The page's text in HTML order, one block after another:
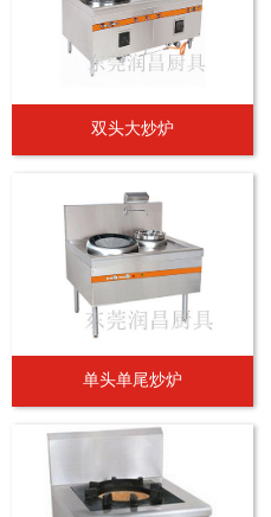
双头大炒炉
单头单尾炒炉